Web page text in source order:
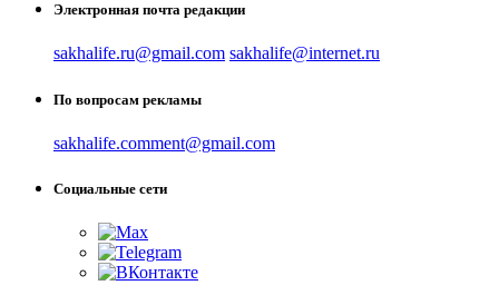
Электронная почта редакции
sakhalife.ru@gmail.com sakhalife@internet.ru
По вопросам рекламы
sakhalife.comment@gmail.com
Социальные сети